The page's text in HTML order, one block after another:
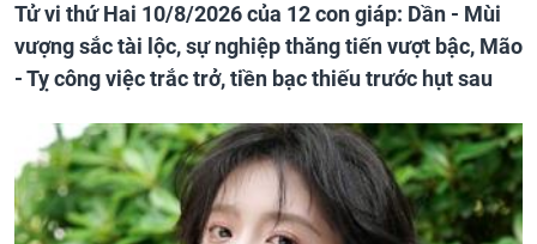
Tử vi thứ Hai 10/8/2026 của 12 con giáp: Dần - Mùi
vượng sắc tài lộc, sự nghiệp thăng tiến vượt bậc, Mão
- Tỵ công việc trắc trở, tiền bạc thiếu trước hụt sau